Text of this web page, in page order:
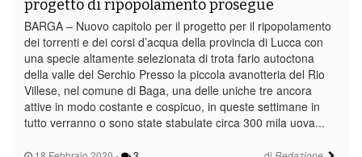
progetto di ripopolamento prosegue
BARGA – Nuovo capitolo per il progetto per il ripopolamento
dei torrenti e dei corsi d’acqua della provincia di Lucca con
una specie altamente selezionata di trota fario autoctona
della valle del Serchio Presso la piccola avanotteria del Rio
Villese, nel comune di Baga, una delle uniche tre ancora
attive in modo costante e cospicuo, in queste settimane in
tutto verranno o sono state stabulate circa 300 mila uova...